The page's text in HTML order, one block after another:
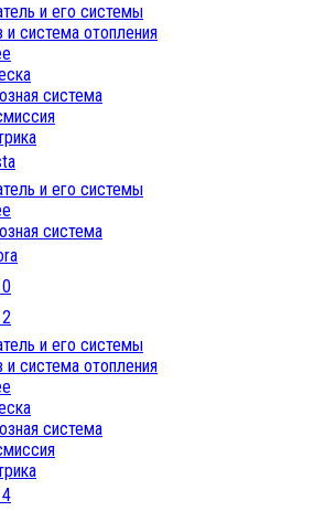
и его системы
и система отопления
система
и его системы
система
и его системы
и система отопления
система